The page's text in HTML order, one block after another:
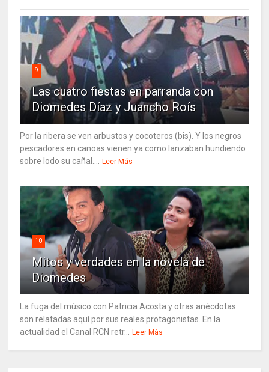
9
Las cuatro fiestas en parranda con
Diomedes Díaz y Juancho Roís
Por la ribera se ven arbustos y cocoteros (bis). Y los negros
pescadores en canoas vienen ya como lanzaban hundiendo
sobre lodo su cañal....
Leer Más
10
Mitos y verdades en la novela de
Diomedes
La fuga del músico con Patricia Acosta y otras anécdotas
son relatadas aquí por sus reales protagonistas. En la
actualidad el Canal RCN retr...
Leer Más